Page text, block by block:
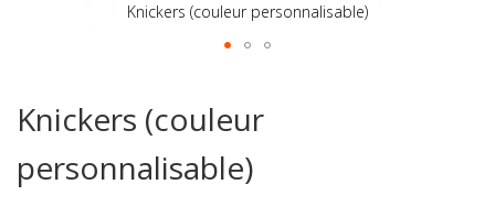
Knickers (couleur personnalisable)
the
beginning
of
the
Knickers (couleur
personnalisable)